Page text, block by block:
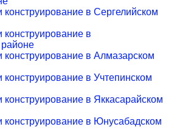
конструирование в Сергелийском
конструирование в
конструирование в Алмазарском
конструирование в Учтепинском
конструирование в Яккасарайском
конструирование в Юнусабадском